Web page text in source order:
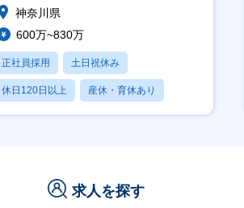
神奈川県
600万~830万
正社員採用 土日祝休み
休日120日以上 産休・育休あり
月残業20時間以内
求人を探す